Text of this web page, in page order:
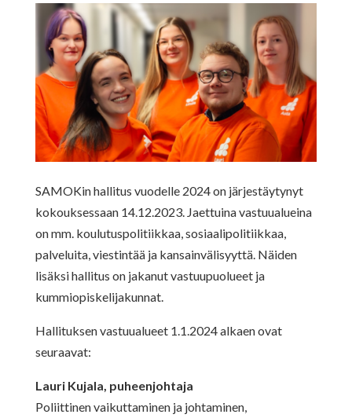
SAMOKin hallitus vuodelle 2024 on järjestäytynyt
kokouksessaan 14.12.2023. Jaettuina vastuualueina
on mm. koulutuspolitiikkaa, sosiaalipolitiikkaa,
palveluita, viestintää ja kansainvälisyyttä. Näiden
lisäksi hallitus on jakanut vastuupuolueet ja
kummiopiskelijakunnat.
Hallituksen vastuualueet 1.1.2024 alkaen ovat
seuraavat:
Lauri Kujala, puheenjohtaja
Poliittinen vaikuttaminen ja johtaminen,